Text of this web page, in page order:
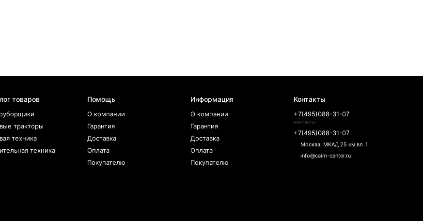
товаров
тракторы
техника
техника
Помощь
О компании
Гарантия
Доставка
Оплата
Покупателю
Информация
О компании
Гарантия
Доставка
Оплата
Покупателю
Контакты
+7(495)088-31-07
контакты
+7(495)088-31-07
Москва, МКАД 25 км вл. 1
info@caim-center.ru